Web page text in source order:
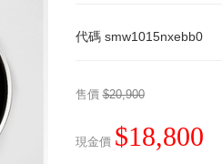
代碼 smw1015nxebb0
售價 $20,900
現金價 $18,800